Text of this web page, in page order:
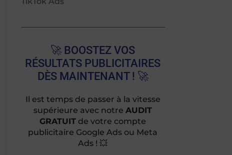
🚀 BOOSTEZ VOS
RÉSULTATS PUBLICITAIRES
DÈS MAINTENANT ! 🚀
Il est temps de passer à la vitesse
supérieure avec notreAUDIT
GRATUIT de votre compte
publicitaire Google Ads ou Meta
Ads ! 💥